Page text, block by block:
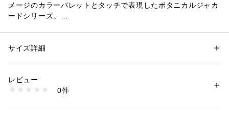
メージのカラーパレットとタッチで表現したボタニカルジャカ
ードシリーズ。
チェスターコートはボディ・スリーブともにゆったりとしたシ
ジャケット感覚でラフに羽織るのがおすすめです。
身長やボトムスを問わない絶妙な丈感で、幅広く活躍してくれ
性別：レディース
素材：表地：コットン60％　ポリエステル40％　裏地：コットン
洗濯：洗濯不可、漂白不可、タンブル乾燥不可、アイロン仕上げ可、ドラ
イ可、ウエットクリーニング可
商品番号：1095000002804 （モール）
サイズ詳細
レビュー
0件